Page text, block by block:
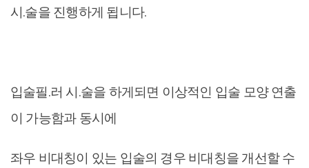
시.술을 진행하게 됩니다.
입술필.러 시.술을 하게되면 이상적인 입술 모양 연출
이 가능함과 동시에
좌우 비대칭이 있는 입술의 경우 비대칭을 개선할 수